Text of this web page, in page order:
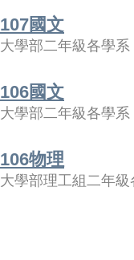
107國文
大學部二年級各學系
106國文
大學部二年級各學系
106物理
大學部理工組二年級